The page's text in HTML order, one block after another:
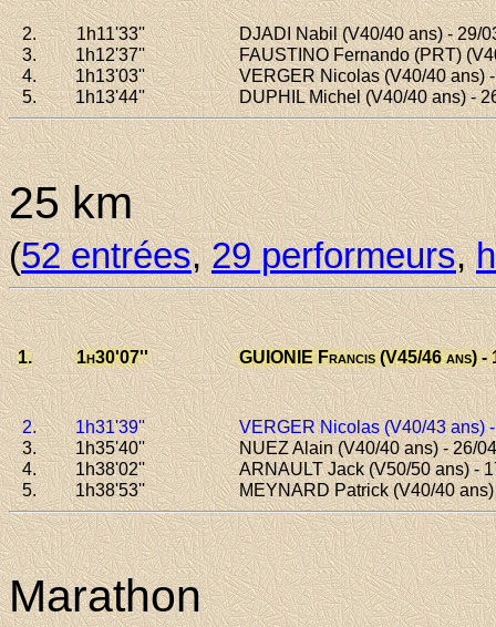
2. 1h11'33'' DJADI Nabil(V40/40 ans) - 29/
3.
1h12'37'' FAUSTINO Fernando (PRT)
4.
1h13'03'' VERGER Nicolas(V40/40 ans) -
5.
1h13'44'' DUPHIL Michel(V40/40 ans) -
25 km
(52 entrées,29 performeurs,
1. 1h30'07'' GUIONIE Francis(V45/46 ans) -
2. 1h31'39'' VERGER Nicolas(V40/43 ans)
3.
1h35'40'' NUEZ Alain(V40/40 ans) - 26/
4.
1h38'02'' ARNAULT Jack(V50/50 ans) -
5.
1h38'53'' MEYNARD Patrick(V40/40 ans)
Marathon